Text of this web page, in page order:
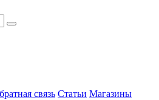
связь Статьи Магазины